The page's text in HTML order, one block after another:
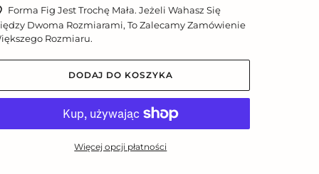
Forma Fig Jest Trochę Mała. Jeżeli Wahasz Się
Dwoma Rozmiarami, To Zalecamy Zamówienie
Rozmiaru.
DODAJ DO KOSZYKA
Więcej opcji płatności